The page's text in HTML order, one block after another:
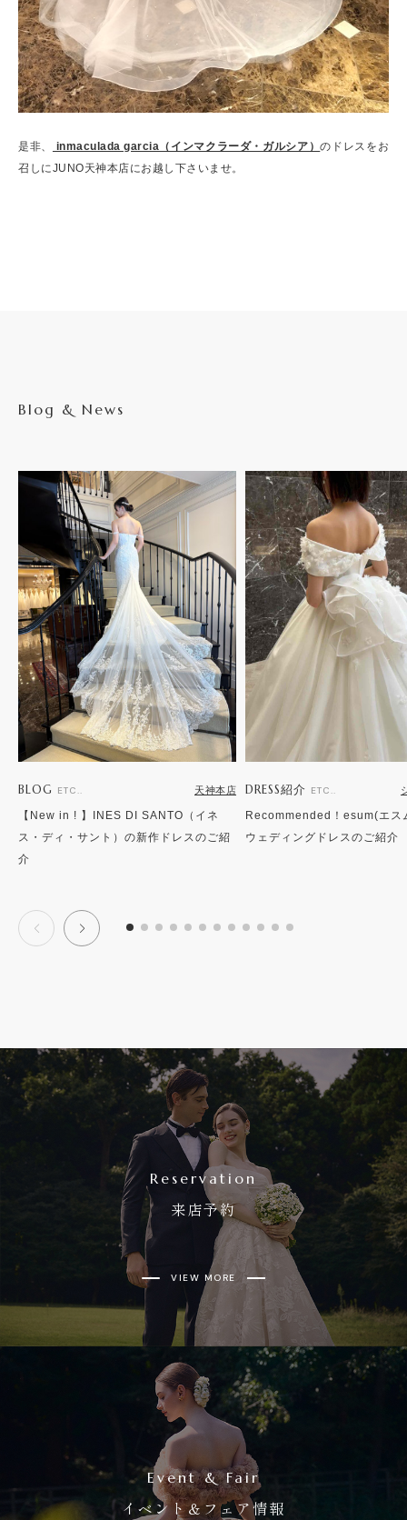
是非、 inmaculada garcia（インマクラーダ・ガルシア）のドレスをお
召しにJUNO天神本店にお越し下さいませ。
Blog & News
BLOG ETC.. 天神本店
【New in ! 】INES DI SANTO（イネ
ス・ディ・サント）の新作ドレスのご紹
介
DRESS紹介 ETC..
Recommended！esum(エス
ウェディングドレスのご紹介
Reservation
来店予約
VIEW MORE
Event & Fair
イベント＆フェア情報